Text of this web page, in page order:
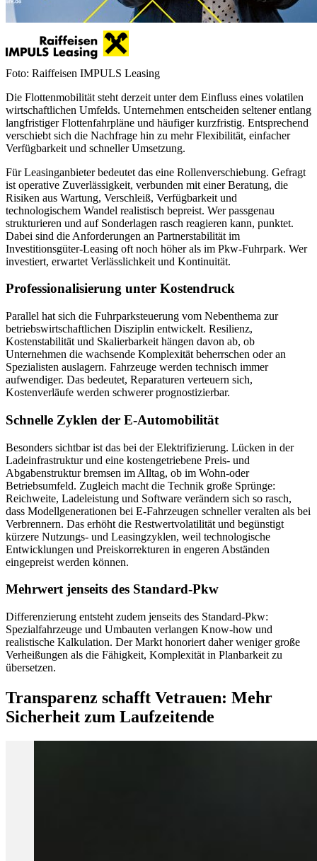
Foto: Raiffeisen IMPULS Leasing
Die Flottenmobilität steht derzeit unter dem Einfluss eines volatilen
wirtschaftlichen Umfelds. Unternehmen entscheiden seltener entlang
langfristiger Flottenfahrpläne und häufiger kurzfristig. Entsprechend
verschiebt sich die Nachfrage hin zu mehr Flexibilität, einfacher
Verfügbarkeit und schneller Umsetzung.
Für Leasinganbieter bedeutet das eine Rollenverschiebung. Gefragt
ist operative Zuverlässigkeit, verbunden mit einer Beratung, die
Risiken aus Wartung, Verschleiß, Verfügbarkeit und
technologischem Wandel realistisch bepreist. Wer passgenau
strukturieren und auf Sonderlagen rasch reagieren kann, punktet.
Dabei sind die Anforderungen an Partnerstabilität im
Investitionsgüter-Leasing oft noch höher als im Pkw-Fuhrpark. Wer
investiert, erwartet Verlässlichkeit und Kontinuität.
Professionalisierung unter Kostendruck
Parallel hat sich die Fuhrparksteuerung vom Nebenthema zur
betriebswirtschaftlichen Disziplin entwickelt. Resilienz,
Kostenstabilität und Skalierbarkeit hängen davon ab, ob
Unternehmen die wachsende Komplexität beherrschen oder an
Spezialisten auslagern. Fahrzeuge werden technisch immer
aufwendiger. Das bedeutet, Reparaturen verteuern sich,
Kostenverläufe werden schwerer prognostizierbar.
Schnelle Zyklen der E-Automobilität
Besonders sichtbar ist das bei der Elektrifizierung. Lücken in der
Ladeinfrastruktur und eine kostengetriebene Preis- und
Abgabenstruktur bremsen im Alltag, ob im Wohn-oder
Betriebsumfeld. Zugleich macht die Technik große Sprünge:
Reichweite, Ladeleistung und Software verändern sich so rasch,
dass Modellgenerationen bei E-Fahrzeugen schneller veralten als bei
Verbrennern. Das erhöht die Restwertvolatilität und begünstigt
kürzere Nutzungs- und Leasingzyklen, weil technologische
Entwicklungen und Preiskorrekturen in engeren Abständen
eingepreist werden können.
Mehrwert jenseits des Standard-Pkw
Differenzierung entsteht zudem jenseits des Standard-Pkw:
Spezialfahrzeuge und Umbauten verlangen Know-how und
realistische Kalkulation. Der Markt honoriert daher weniger große
Verheißungen als die Fähigkeit, Komplexität in Planbarkeit zu
übersetzen.
Transparenz schafft Vetrauen: Mehr
Sicherheit zum Laufzeitende